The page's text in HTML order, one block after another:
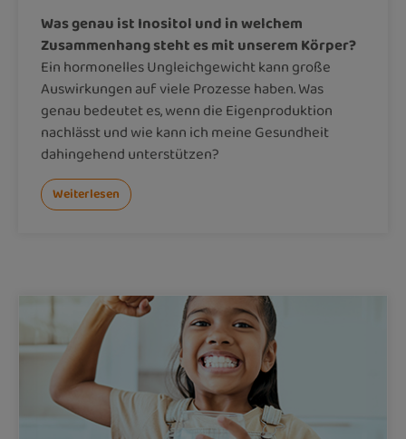
Was genau ist Inositol und in welchem
Zusammenhang steht es mit unserem Körper?
Ein hormonelles Ungleichgewicht kann große
Auswirkungen auf viele Prozesse haben. Was
genau bedeutet es, wenn die Eigenproduktion
nachlässt und wie kann ich meine Gesundheit
dahingehend unterstützen?
Weiterlesen